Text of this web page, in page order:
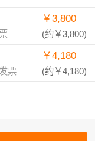
￥3,800
(约￥3,800)
票
￥4,180
(约￥4,180)